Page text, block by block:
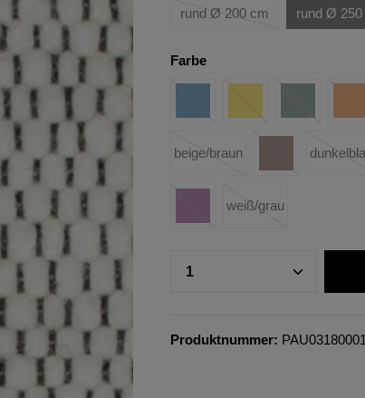
rund Ø 200 cm rund Ø 250
Farbe
beige/braun
weiß/grau
Produktnummer: